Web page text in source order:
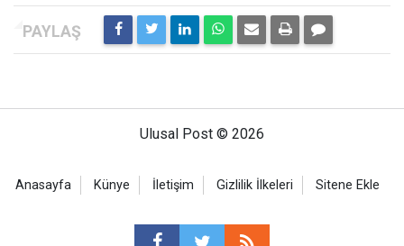
Ulusal Post © 2026
Anasayfa Künye İletişim Gizlilik İlkeleri Sitene Ekle